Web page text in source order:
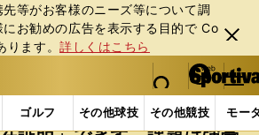
等がお客様のニーズ等について調
お勧めの広告を表⽰する⽬的で Co
ります。詳しくはこちら
閉じ
る
web Sportiva (webスポルティーバ)
検索
マイペ
ー
ジ
メニュ
ゴルフ その他球技 その他競技 モー
一覧 海外サッカー 海外サッカー